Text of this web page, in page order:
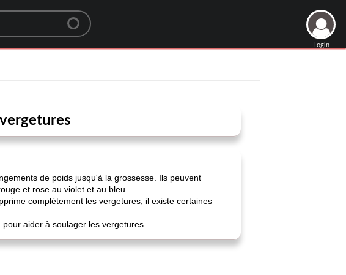
Login
de poids jusqu'à la grossesse. Ils peuvent
et rose au violet et au bleu.
complètement les vergetures, il existe certaines
aider à soulager les vergetures.